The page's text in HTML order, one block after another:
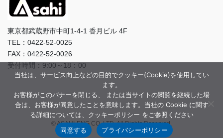
東京都武蔵野市中町1-4-1 香月ビル 4F
TEL：0422-52-0025
FAX：0422-52-0026
受付時間：9:00～18：00
© ASAHI-ENG CO.,LTD. All Rights Reserved.
当社は、サービス向上などの目的でクッキー(Cookie)を使用してい
ます。
お客様がこのバナーを閉じる、 または当サイトの閲覧を継続した場
合は、お客様が同意したことを意味します。当社の Cookie に関す
る詳細については、クッキーポリシー をご参照ください
同意する
プライバシーポリシー